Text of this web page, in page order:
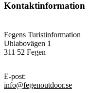
Kontaktinformation
Fegens Turistinformation
Uhlabovägen 1
311 52 Fegen
E-post:
info@fegenoutdoor.se